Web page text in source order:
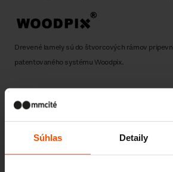
Súhlas Detaily
Drevené lamely sú do štvorcových rámov
patentovaného systému Woodpix.
DESIGN:DAVID KARÁSEK ,